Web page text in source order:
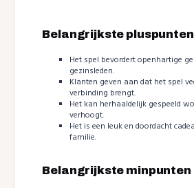
Belangrijkste pluspunten
Het spel bevordert openhartige
gezinsleden.
Klanten geven aan dat het spel
verbinding brengt.
Het kan herhaaldelijk gespeeld
verhoogt.
Het is een leuk en doordacht
familie.
Belangrijkste minpunten